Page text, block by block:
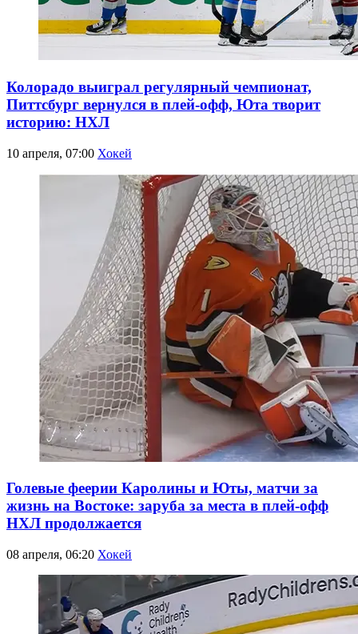
Колорадо выиграл регулярный чемпионат,
Питтсбург вернулся в плей-офф, Юта творит
историю: НХЛ
10 апреля, 07:00 Хокей
Голевые феерии Каролины и Юты, матчи за
жизнь на Востоке: заруба за места в плей-офф
НХЛ продолжается
08 апреля, 06:20 Хокей